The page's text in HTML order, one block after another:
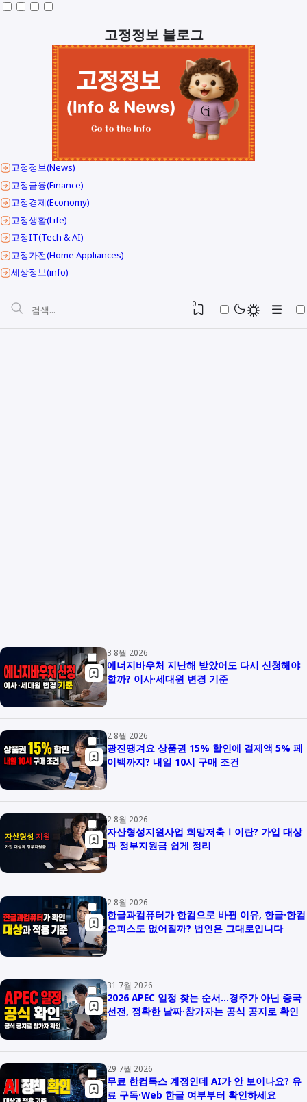
고정정보 블로그
고정정보(News)
고정금융(Finance)
고정경제(Economy)
고정생활(Life)
고정IT(Tech & AI)
고정가전(Home Appliances)
세상정보(info)
0
3 8월 2026
에너지바우처 지난해 받았어도 다시 신청해야
할까? 이사·세대원 변경 기준
2 8월 2026
광진땡겨요 상품권 15% 할인에 결제액 5% 페
이백까지? 내일 10시 구매 조건
2 8월 2026
자산형성지원사업 희망저축Ⅰ이란? 가입 대상
과 정부지원금 쉽게 정리
2 8월 2026
한글과컴퓨터가 한컴으로 바뀐 이유, 한글·한컴
오피스도 없어질까? 법인은 그대로입니다
31 7월 2026
2026 APEC 일정 찾는 순서…경주가 아닌 중국
선전, 정확한 날짜·참가자는 공식 공지로 확인
29 7월 2026
무료 한컴독스 계정인데 AI가 안 보이나요? 유
료 구독·Web 한글 여부부터 확인하세요